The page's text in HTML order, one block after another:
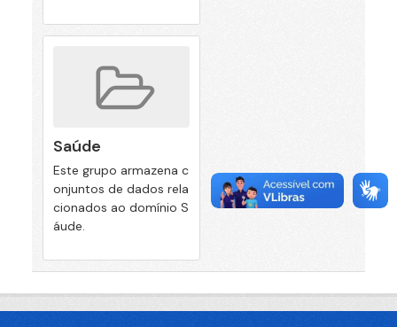
Saúde
Este grupo armazena c
onjuntos de dados rela
cionados ao domínio S
áude.